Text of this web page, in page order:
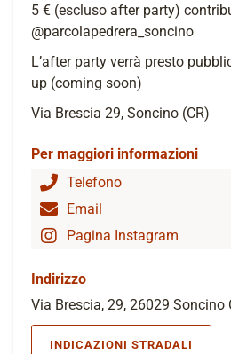
5 € (escluso after party)
@parcolapedrera_soncino
L’after party verrà presto
up (coming soon)
Via Brescia 29, Soncino (CR)
Per maggiori informazioni
Telefono
Email
Pagina Instagram
Indirizzo
Via Brescia, 29, 26029 Soncino
INDICAZIONI STRADALI